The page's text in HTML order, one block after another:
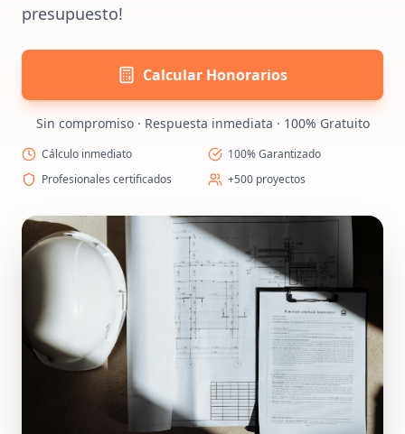
presupuesto!
Calcular Honorarios
Sin compromiso · Respuesta inmediata · 100% Gratuito
Cálculo inmediato
100% Garantizado
Profesionales certificados
+500 proyectos